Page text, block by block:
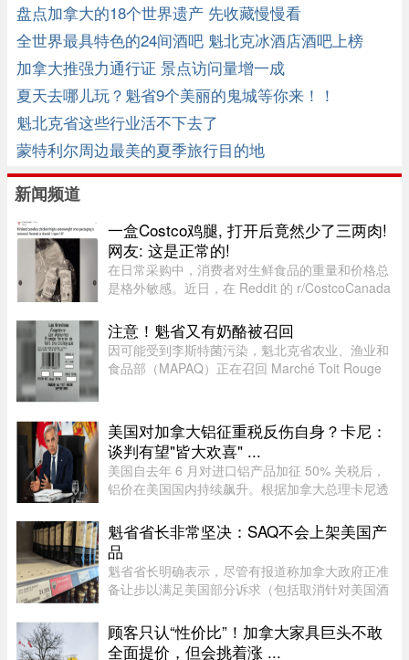
盘点加拿大的18个世界遗产 先收藏慢慢看
全世界最具特色的24间酒吧 魁北克冰酒店酒吧上榜
加拿大推强力通行证 景点访问量增一成
夏天去哪儿玩？魁省9个美丽的鬼城等你来！！
魁北克省这些行业活不下去了
蒙特利尔周边最美的夏季旅行目的地
新闻频道
一盒Costco鸡腿, 打开后竟然少了三两肉!
网友: 这是正常的!
在日常采购中，消费者对生鲜食品的重量和价格总
是格外敏感。近日，在 Reddit 的 r/CostcoCanada
Costco 购买的 Kirkland 无骨鸡腿肉，去掉包装后
称重，竟然比标签上的重量 ...
注意！魁省又有奶酪被召回
因可能受到李斯特菌污染，魁北克省农业、渔业和
食品部（MAPAQ）正在召回 Marché Toit Rouge
年 7 月 6 日至 16 ...
美国对加拿大铝征重税反伤自身？卡尼：
谈判有望"皆大欢喜" ...
美国自去年 6 月对进口铝产品加征 50% 关税后，
铝价在美国国内持续飙升。根据加拿大总理卡尼透
物价指数上涨了 52%。卡尼在魁省一处 Rio Tinto
铝厂外对媒体表示："虽 ...
魁省省长非常坚决：SAQ不会上架美国产
品
魁省省长明确表示，尽管有报道称加拿大政府正准
备让步以满足美国部分诉求（包括取消针对美国酒
任何美国产品。根据省长 Christine Fréchette 办公
室周五发表的声明，在 ...
顾客只认“性价比”！加拿大家具巨头不敢
全面提价，但会挑着涨 ...